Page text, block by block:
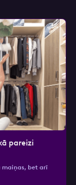
pareizi
maiņas, bet arī